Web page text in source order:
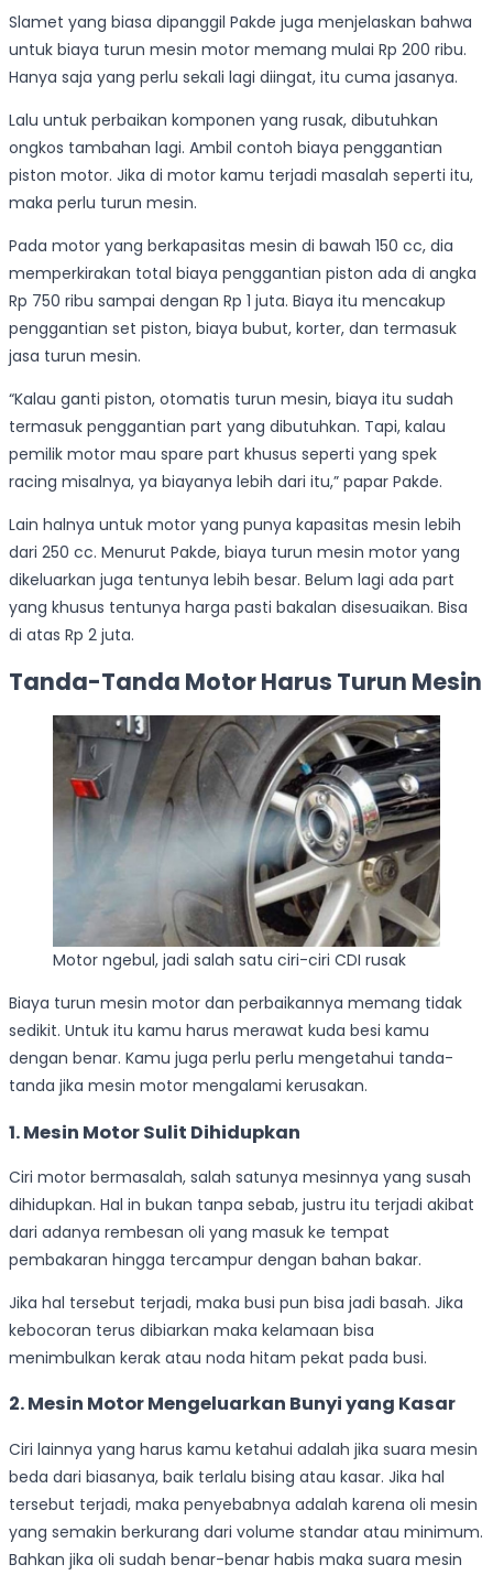
Slamet yang biasa dipanggil Pakde juga menjelaskan bahwa
untuk biaya turun mesin motor memang mulai Rp 200 ribu.
Hanya saja yang perlu sekali lagi diingat, itu cuma jasanya.
Lalu untuk perbaikan komponen yang rusak, dibutuhkan
ongkos tambahan lagi. Ambil contoh biaya penggantian
piston motor. Jika di motor kamu terjadi masalah seperti itu,
maka perlu turun mesin.
Pada motor yang berkapasitas mesin di bawah 150 cc, dia
memperkirakan total biaya penggantian piston ada di angka
Rp 750 ribu sampai dengan Rp 1 juta. Biaya itu mencakup
penggantian set piston, biaya bubut, korter, dan termasuk
jasa turun mesin.
“Kalau ganti piston, otomatis turun mesin, biaya itu sudah
termasuk penggantian part yang dibutuhkan. Tapi, kalau
pemilik motor mau spare part khusus seperti yang spek
racing misalnya, ya biayanya lebih dari itu,” papar Pakde.
Lain halnya untuk motor yang punya kapasitas mesin lebih
dari 250 cc. Menurut Pakde, biaya turun mesin motor yang
dikeluarkan juga tentunya lebih besar. Belum lagi ada part
yang khusus tentunya harga pasti bakalan disesuaikan. Bisa
di atas Rp 2 juta.
Tanda-Tanda Motor Harus Turun Mesin
Motor ngebul, jadi salah satu ciri-ciri CDI rusak
Biaya turun mesin motor dan perbaikannya memang tidak
sedikit. Untuk itu kamu harus merawat kuda besi kamu
dengan benar. Kamu juga perlu perlu mengetahui tanda-
tanda jika mesin motor mengalami kerusakan.
1. Mesin Motor Sulit Dihidupkan
Ciri motor bermasalah, salah satunya mesinnya yang susah
dihidupkan. Hal in bukan tanpa sebab, justru itu terjadi akibat
dari adanya rembesan oli yang masuk ke tempat
pembakaran hingga tercampur dengan bahan bakar.
Jika hal tersebut terjadi, maka busi pun bisa jadi basah. Jika
kebocoran terus dibiarkan maka kelamaan bisa
menimbulkan kerak atau noda hitam pekat pada busi.
2. Mesin Motor Mengeluarkan Bunyi yang Kasar
Ciri lainnya yang harus kamu ketahui adalah jika suara mesin
beda dari biasanya, baik terlalu bising atau kasar. Jika hal
tersebut terjadi, maka penyebabnya adalah karena oli mesin
yang semakin berkurang dari volume standar atau minimum.
Bahkan jika oli sudah benar-benar habis maka suara mesin